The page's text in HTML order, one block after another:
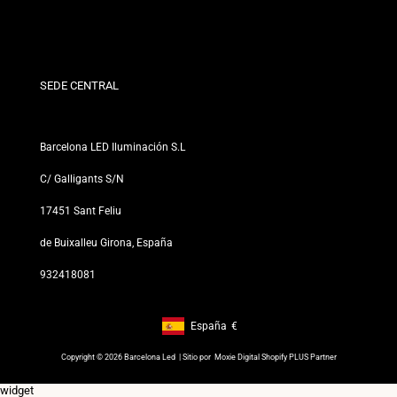
Nuestras Tiendas
SEDE CENTRAL
Barcelona LED Iluminación S.L
C/ Galligants S/N
17451 Sant Feliu
de Buixalleu Girona, España
932418081
Footer: España, €
España €
Copyright © 2026 Barcelona Led | Sitio por Moxie Digital Shopify PLUS Partner
widget